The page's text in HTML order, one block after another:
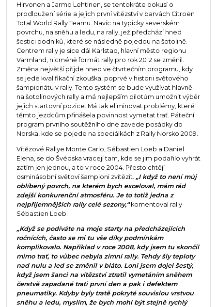
Hirvonen a Jarmo Lehtinen, se tentokráte pokusí o
prodloužení série a jejich první vítězství v barvách Citroën
Total World Rally Teamu. Navíc na typicky severském
povrchu, na sněhu a ledu, na rally, jež předchází hned
šestici podniků, které se následně pojedou na šotolině.
Centrem rally je sice dál Karlstad, hlavní město regionu
Värmland, nicméně formát rally pro rok 2012 se změnil.
Změna největší přijde hned ve čtvrtečním programu, kdy
se jede kvalifikační zkouška, poprvé v historii světového
šampionátu v rally. Tento systém se bude využívat hlavně
na šotolinových rally a má nejlepším pilotům umožnit výběr
jejich startovní pozice. Má tak eliminovat problémy, které
těmto jezdcům přinášela povinnost vymetat trať. Páteční
program prvního soutěžního dne zavede posádky do
Norska, kde se pojede na speciálkách z Rally Norsko 2009.
Vítězové Rallye Monte Carlo, Sébastien Loeb a Daniel
Elena, se do Švédska vracejí tam, kde se jim podařilo vyhrát
zatím jen jednou, a to v roce 2004. Přesto chtějí
osminásobní světoví šampioni zvítězit. „I když to není můj
oblíbený povrch, na kterém bych exceloval, mám rád
zdejší konkurenční atmosféru. Je to totiž jedna z
nejpříjemnějších rally celé sezony,“komentoval rally
Sébastien Loeb.
„Když se podíváte na moje starty na předcházejících
ročnících, často se mi tu vše díky podmínkám
komplikovalo. Například v roce 2008, kdy jsem tu skončil
mimo trať, to vůbec nebyla zimní rally. Tehdy šly teploty
nad nulu a led se změnil v bláto. Loni jsem dojel šestý,
když jsem šanci na vítězství ztratil vymetáním sněhem
čerstvě zapadané trati první den a pak i defektem
pneumatiky. Kdyby byly tratě pokryté souvislou vrstvou
sněhu a ledu, myslím, že bych mohl být stejně rychlý